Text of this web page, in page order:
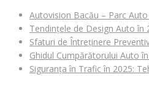
Autovision Bacău – Parc
Tendințele de Design Auto în
Sfaturi de Întreținere
Ghidul Cumpărătorului Auto
Siguranța în Trafic în 2025: